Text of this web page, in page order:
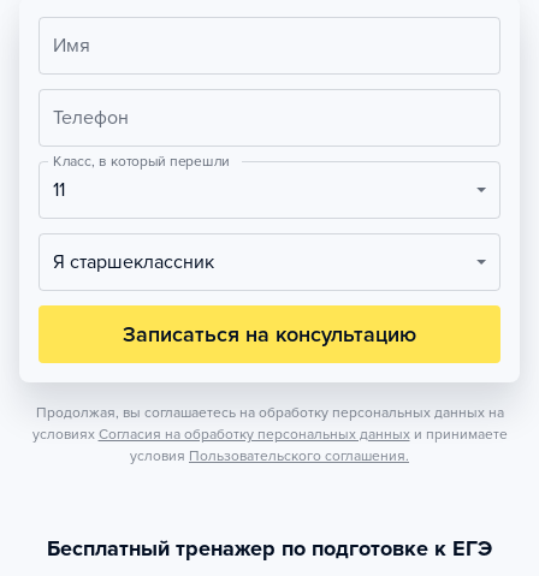
Имя
Телефон
Класс, в который перешли
11
Я старшеклассник
Записаться на консультацию
Продолжая, вы соглашаетесь на обработку персональных данных на
условиях Согласия на обработку персональных данных и принимаете
условия Пользовательского соглашения.
Бесплатный тренажер по подготовке к ЕГЭ